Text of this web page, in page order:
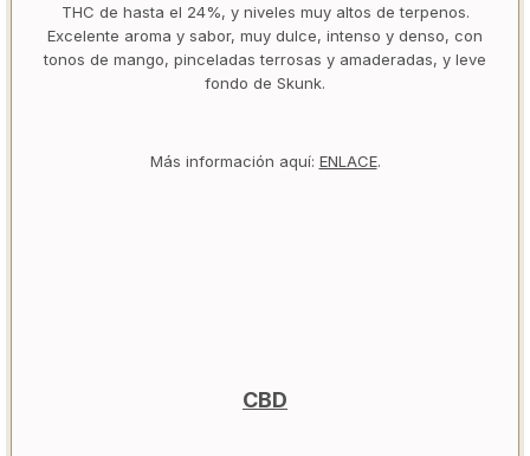
THC de hasta el 24%, y niveles muy altos de terpenos.
Excelente aroma y sabor, muy dulce, intenso y denso, con
tonos de mango, pinceladas terrosas y amaderadas, y leve
fondo de Skunk.
Más información aquí: ENLACE.
CBD